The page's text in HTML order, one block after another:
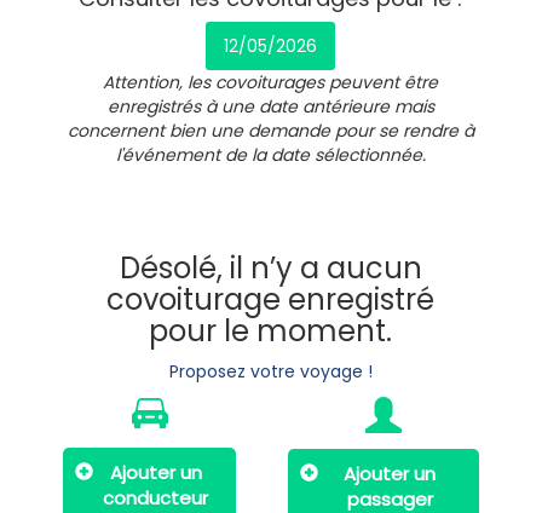
12/05/2026
Attention, les covoiturages peuvent être
enregistrés à une date antérieure mais
concernent bien une demande pour se rendre à
l'événement de la date sélectionnée.
Désolé, il n’y a aucun
covoiturage enregistré
pour le moment.
Proposez votre voyage !
Ajouter un
conducteur
Ajouter un
passager